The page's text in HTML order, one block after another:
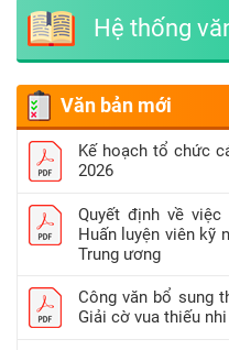
Hệ thống
Văn bản mới
Kế hoạch tổ chức
2026
Quyết định về
Huấn luyện viên kỹ
Trung ương
Công văn bổ sung
Giải cờ vua thiếu